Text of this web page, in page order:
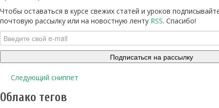
Чтобы оставаться в курсе свежих статей и уроков
почтовую рассылку или на новостную ленту RSS. Спасибо!
Следующий сниппет
Облако тегов